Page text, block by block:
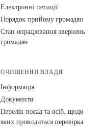
Електронні петиції
Порядок прийому громадян
Стан опрацювання звернень
громадян
ОЧИЩЕННЯ ВЛАДИ
Інформація
Документи
Перелік посад та осіб, щодо
яких проводиться перевірка